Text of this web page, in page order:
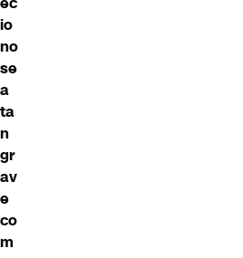
io
no
se
a
ta
n
gr
av
e
co
m